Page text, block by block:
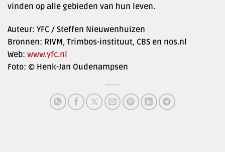
vinden op alle gebieden van hun leven.
Auteur: YFC / Steffen Nieuwenhuizen
Bronnen: RIVM, Trimbos-instituut, CBS en nos.nl
Web: www.yfc.nl
Foto: © Henk-Jan Oudenampsen